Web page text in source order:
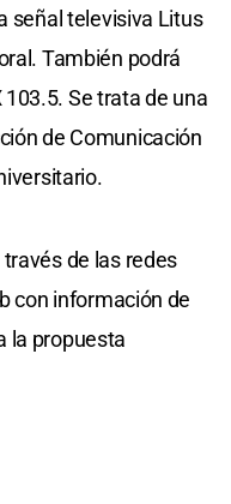
señal televisiva Litus
También podrá
Se trata de una
de Comunicación
de las redes
con información de
la propuesta